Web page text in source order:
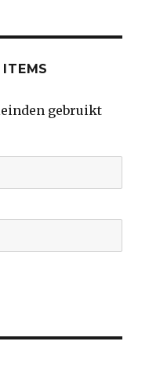
gebruikt